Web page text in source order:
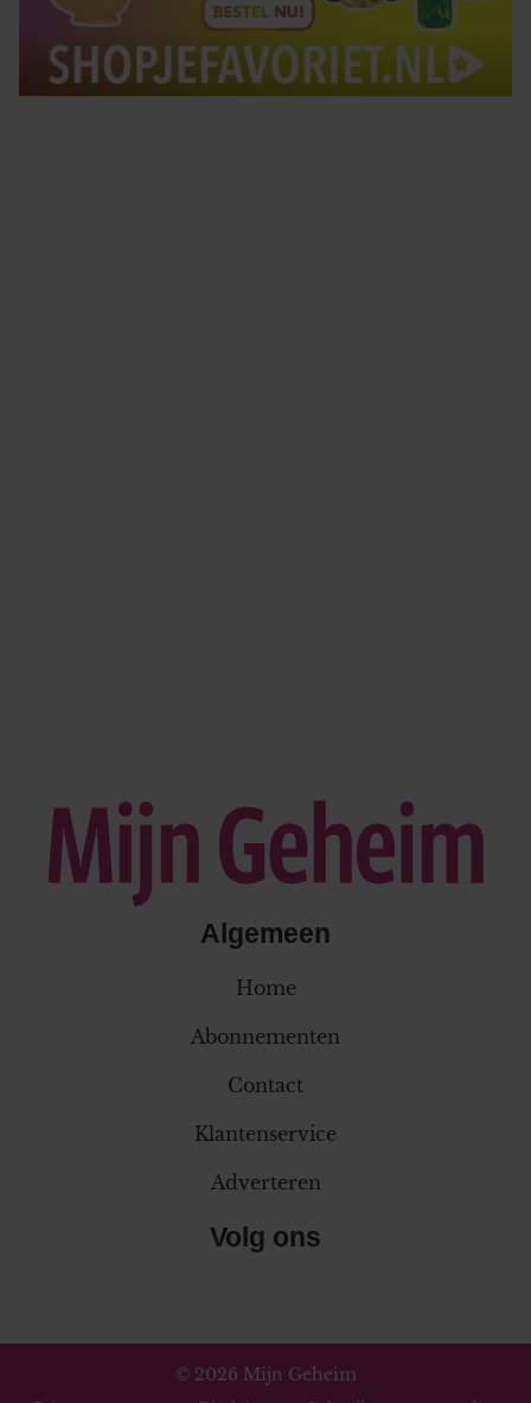
Algemeen
Home
Abonnementen
Contact
Klantenservice
Adverteren
Volg ons
© 2026 Mijn Geheim